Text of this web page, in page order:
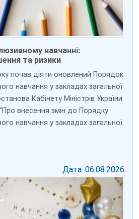
навчанні:
та ризики
почав діяти оновлений Порядок
навчання у закладах загальної
Кабінету Міністрів України
внесення змін до Порядку
навчання у закладах загальної
Дата: 06.08.2026